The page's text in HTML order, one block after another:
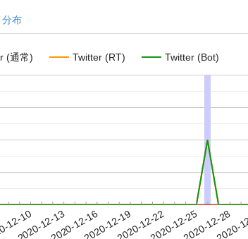
分布
(通常) Twitter (RT) Twitter (Bot)
12-10
2020-12-132020-12-162020-12-192020-12-222020-12-252020-12-28
2020-